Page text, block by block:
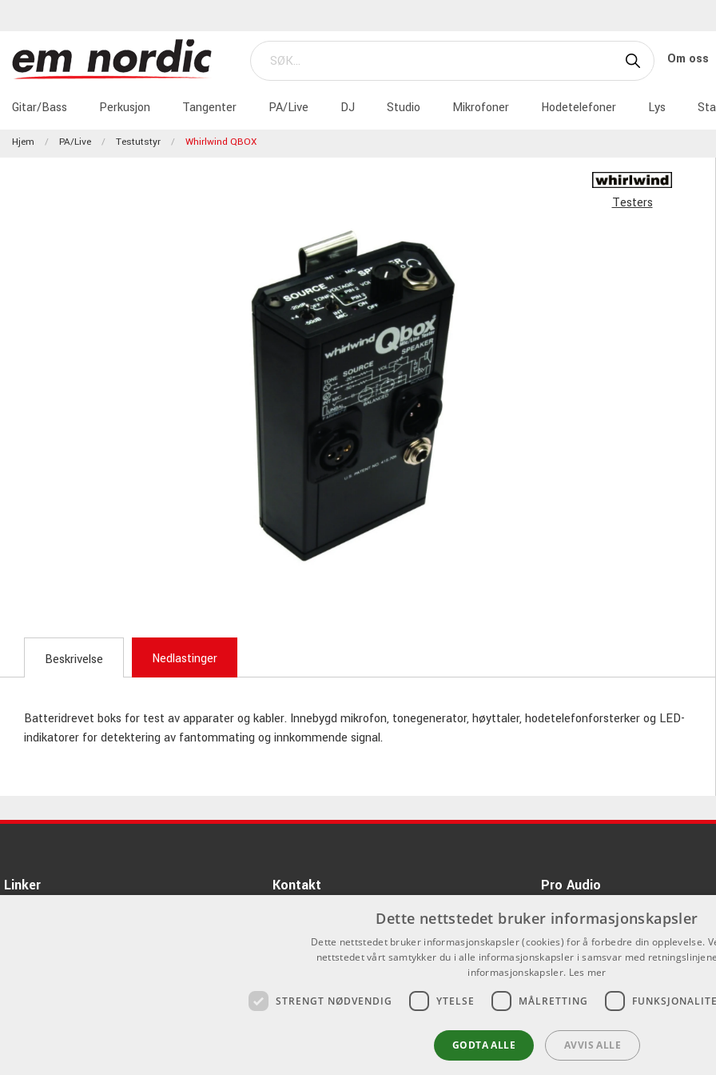
Om oss
Gitar/Bass Perkusjon Tangenter PA/Live DJ Studio Mikrofoner Hodetelefoner Lys
Hjem PA/Live Testutstyr Whirlwind QBOX
Testers
Beskrivelse Nedlastinger
Batteridrevet boks for test av apparater og kabler. Innebygd mikrofon, tonegenerator, høyttaler, hodetelefonforsterker og LED-
indikatorer for detektering av fantommating og innkommende signal.
Linker Kontakt
Som privatperson kan du ikke kjøpe på denne nettsiden,
info@emnordic.no
Pro Audio
Dette nettstedet bruker informasjonskapsler
Dette nettstedet bruker informasjonskapsler (cookies) for å forbedre din opplevelse.
nettstedet vårt samtykker du i alle informasjonskapsler i samsvar med
informasjonskapsler. Les mer
STRENGT NØDVENDIG YTELSE MÅLRETTING
GODTA ALLE AVVIS ALLE